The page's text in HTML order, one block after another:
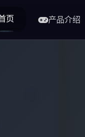
页 产品介绍